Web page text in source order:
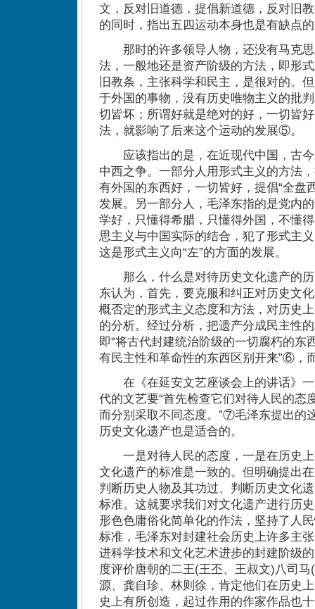
文，反对旧道德，提倡新道德，反对旧
的同时，指出五四运动本身也是有缺点
那时的许多领导人物，还没有马克思
法，一般地还是资产阶级的方法，即形
旧教条，主张科学和民主，是很对的。
于外国的事物，没有历史唯物主义的批
切皆坏；所谓好就是绝对的好，一切皆
法，就影响了后来这个运动的发展⑤。
应该指出的是，在近现代中国，古今
中西之争。一部分人用形式主义的方法
有外国的东西好，一切皆好，提倡“全盘
发展。另一部分人，毛泽东指的是党内
学好，只懂得希腊，只懂得外国，不懂
思主义与中国实际的结合，犯了形式主
这是形式主义向“左”的方面的发展。
那么，什么是对待历史文化遗产的历
东认为，首先，要克服和纠正对历史文
概否定的形式主义态度和方法，对历史
的分析。经过分析，把遗产分成民主性
即“将古代封建统治阶级的一切腐朽的东
有民主性和革命性的东西区别开来”⑥，
在《在延安文艺座谈会上的讲话》一
代的文艺要“首先检查它们对待人民的态
而分别采取不同态度。”⑦毛泽东提出的
历史文化遗产也是适合的。
一是对待人民的态度，一是在历史上
文化遗产的标准是一致的。但明确提出
判断历史人物及其功过、判断历史文化
标准。这就要求我们对文化遗产进行历
形色色庸俗化简单化的作法，坚持了人
标准，毛泽东对封建社会历史上许多主
进科学技术和文化艺术进步的封建阶级
度评价唐朝的二王(王丕、王叔文)八司
源、龚自珍、林则徐，肯定他们在历史
史上有所创造，起过作用的作家作品也